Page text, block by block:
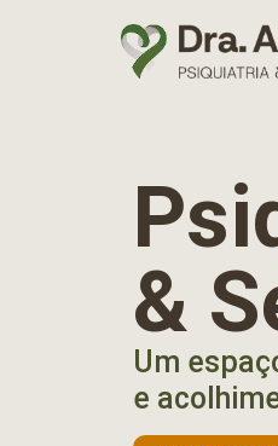
&
Um
e